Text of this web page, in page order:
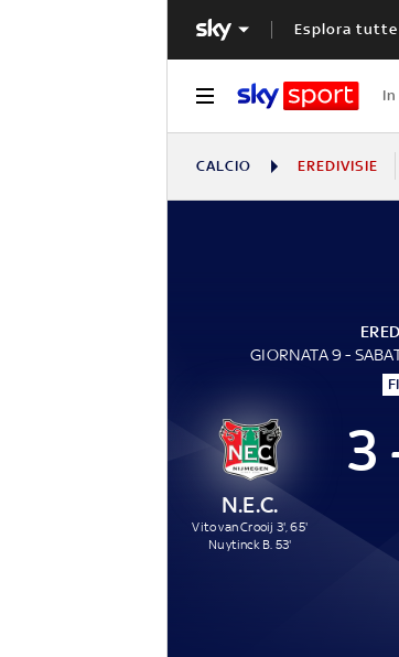
Esplora
CALCIO EREDIVISIE
GIORNATA 9 -
N.E.C.
Vito van Crooij 3', 65'
Nuytinck B. 53'
3